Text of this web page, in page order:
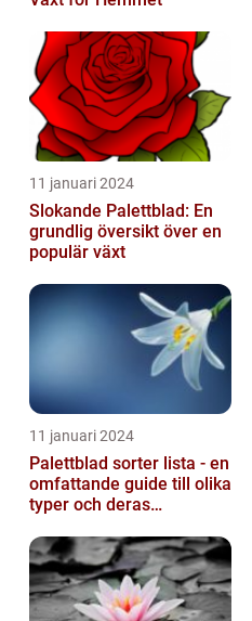
11 januari 2024
Slokande Palettblad: En
grundlig översikt över en
populär växt
11 januari 2024
Palettblad sorter lista - en
omfattande guide till olika
typer och deras